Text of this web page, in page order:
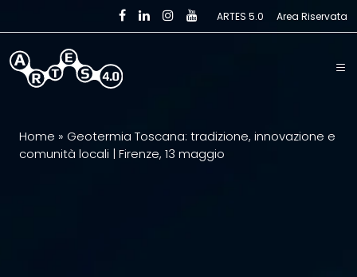
Skip to main content ARTES 5.0 Area Riservata
Home » Geotermia Toscana: tradizione, innovazione e
comunità locali | Firenze, 13 maggio